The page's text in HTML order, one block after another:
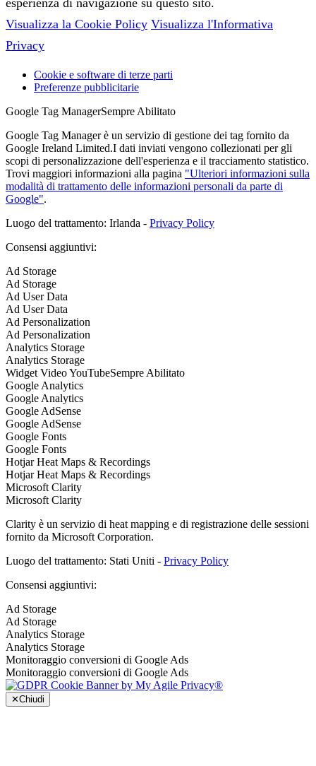
esperienza di navigazione su questo sito.
Visualizza la Cookie Policy Visualizza l'Informativa
Privacy
Cookie e software di terze parti
Preferenze pubblicitarie
Google Tag ManagerSempre Abilitato
Google Tag Manager è un servizio di gestione dei tag fornito da
Google Ireland Limited.I dati inviati vengono collezionati per gli
scopi di personalizzazione dell'esperienza e il tracciamento statistico.
Trovi maggiori informazioni alla pagina "Ulteriori informazioni sulla
modalità di trattamento delle informazioni personali da parte di
Google".
Luogo del trattamento: Irlanda - Privacy Policy
Consensi aggiuntivi:
Ad Storage
Ad Storage
Ad User Data
Ad User Data
Ad Personalization
Ad Personalization
Analytics Storage
Analytics Storage
Widget Video YouTubeSempre Abilitato
Google Analytics
Google Analytics
Google AdSense
Google AdSense
Google Fonts
Google Fonts
Hotjar Heat Maps & Recordings
Hotjar Heat Maps & Recordings
Microsoft Clarity
Microsoft Clarity
Clarity è un servizio di heat mapping e di registrazione delle sessioni
fornito da Microsoft Corporation.
Luogo del trattamento: Stati Uniti - Privacy Policy
Consensi aggiuntivi:
Ad Storage
Ad Storage
Analytics Storage
Analytics Storage
Monitoraggio conversioni di Google Ads
Monitoraggio conversioni di Google Ads
✕Chiudi